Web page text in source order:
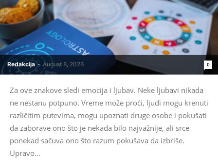
Redakcija - August 8, 2026 0
Za ove znakove sledi emocija i ljubav. Neke ljubavi nikada
ne nestanu potpuno. Vreme može proći, ljudi mogu krenuti
različitim putevima, mogu upoznati druge osobe i pokušati
da zaborave ono što je nekada bilo najvažnije, ali srce
ponekad sačuva ono što razum pokušava da izbriše.
Upravo...